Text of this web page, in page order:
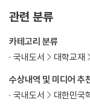
관련 분류
수상내역 및 미디어 추
국내도서
대한민국
카테고리 분류
국내도서
대학교재